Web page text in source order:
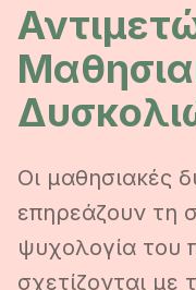
Οι μαθησιακές
επηρεάζουν τη
ψυχολογία του
σχετίζονται με